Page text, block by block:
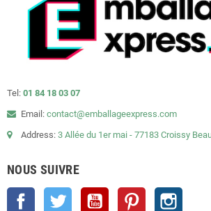
Tel: 01 84 18 03 07
Email: contact@emballageexpress.com
Address: 3 Allée du 1er mai - 77183 Croissy
NOUS SUIVRE
Facebook Twitter YouTube Pinterest